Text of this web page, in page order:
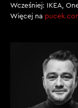
Wcześniej: IKEA,
Więcej na